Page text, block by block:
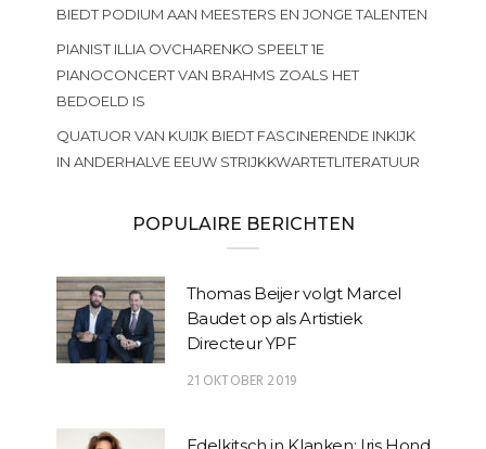
BIEDT PODIUM AAN MEESTERS EN JONGE TALENTEN
PIANIST ILLIA OVCHARENKO SPEELT 1E
PIANOCONCERT VAN BRAHMS ZOALS HET
BEDOELD IS
QUATUOR VAN KUIJK BIEDT FASCINERENDE INKIJK
IN ANDERHALVE EEUW STRIJKKWARTETLITERATUUR
POPULAIRE BERICHTEN
Thomas Beijer volgt Marcel
Baudet op als Artistiek
Directeur YPF
21 OKTOBER 2019